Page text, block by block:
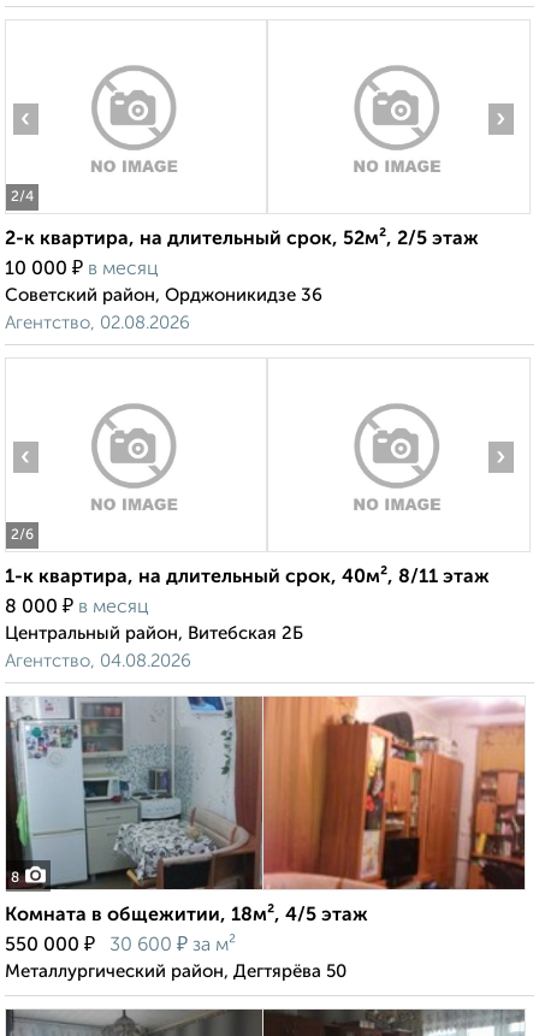
2/4
‹ ›
2-к квартира, на длительный срок, 52м², 2/5 этаж
10 000 ₽ в месяц
Советский район, Орджоникидзе 36
Агентство, 02.08.2026
2/6
‹ ›
1-к квартира, на длительный срок, 40м², 8/11 этаж
8 000 ₽ в месяц
Центральный район, Витебская 2Б
Агентство, 04.08.2026
8
Комната в общежитии, 18м², 4/5 этаж
550 000 ₽ 30 600 ₽ за м²
Металлургический район, Дегтярёва 50